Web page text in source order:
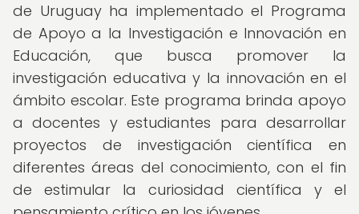
de Uruguay ha implementado el Programa
de Apoyo a la Investigación e Innovación en
Educación, que busca promover la
investigación educativa y la innovación en el
ámbito escolar. Este programa brinda apoyo
a docentes y estudiantes para desarrollar
proyectos de investigación científica en
diferentes áreas del conocimiento, con el fin
de estimular la curiosidad científica y el